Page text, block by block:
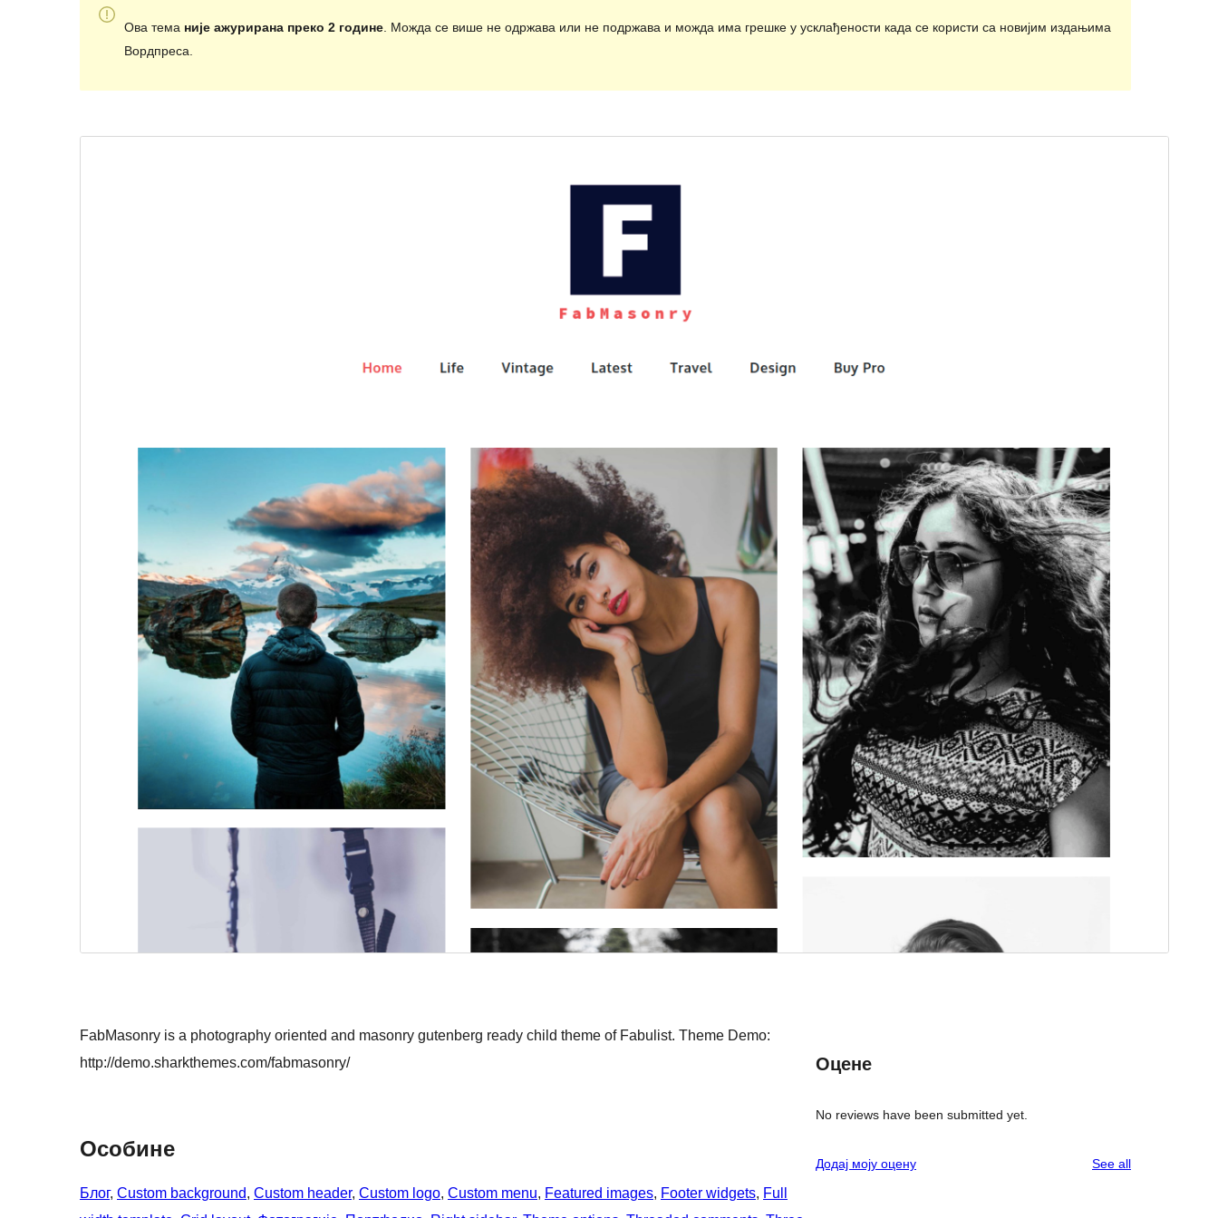
Ова тема није ажурирана преко 2 године. Можда се више не одржава или не подржава и можда има грешке у усклађености када се користи са новијим издањима
Вордпреса.
Last updated
FabMasonry is a photography oriented and masonry gutenberg ready child theme of Fabulist. Theme Demo:
http://demo.sharkthemes.com/fabmasonry/
Особине
Блог, Custom background, Custom header, Custom logo, Custom menu, Featured images, Footer widgets, Full
Оцене
No reviews have been submitted yet.
Додај моју оцену See allreviews